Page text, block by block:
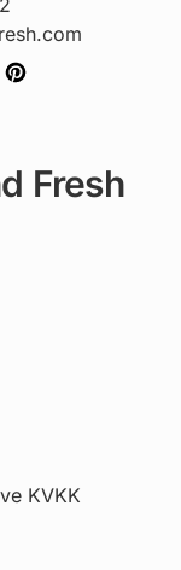
Fresh
KVKK